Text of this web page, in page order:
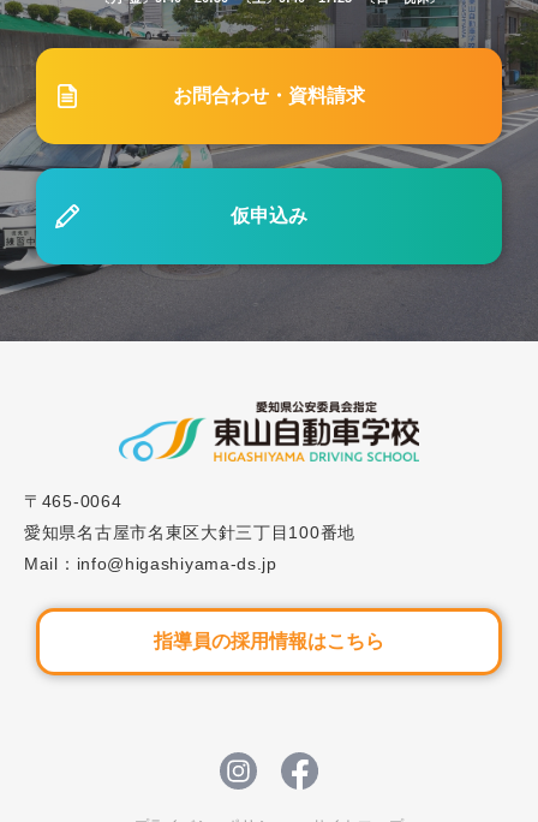
ブログ 2024.07.01
#41「自動車学校のキャンセル料金はどのくらいか
解説」
2025.04.21
#59「MT免許は難しくない！自動車を自在に操る
楽しさを体験しよう」
お問合わせ・資料請求
仮申込み
〒465-0064
愛知県名古屋市名東区大針三丁目100番地
Mail：info@higashiyama-ds.jp
指導員の採用情報はこちら